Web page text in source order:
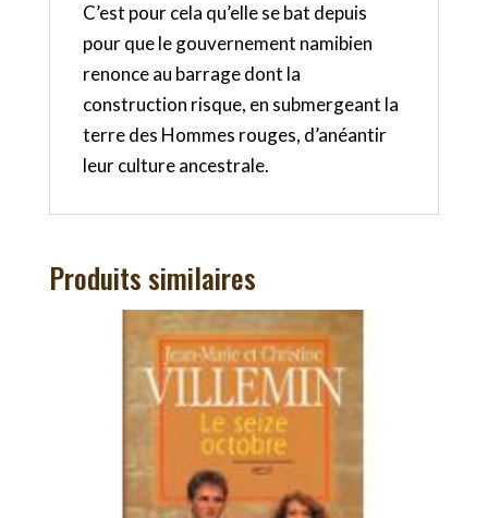
C’est pour cela qu’elle se bat depuis
pour que le gouvernement namibien
renonce au barrage dont la
construction risque, en submergeant la
terre des Hommes rouges, d’anéantir
leur culture ancestrale.
Produits similaires